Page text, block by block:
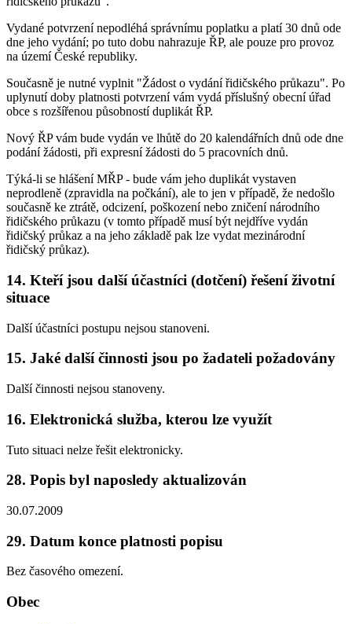
Vydané potvrzení nepodléhá správnímu poplatku a platí 30 dnů ode
dne jeho vydání; po tuto dobu nahrazuje ŘP, ale pouze pro provoz
na území České republiky.
Současně je nutné vyplnit "Žádost o vydání řidičského průkazu". Po
uplynutí doby platnosti potvrzení vám vydá příslušný obecní úřad
obce s rozšířenou působností duplikát ŘP.
Nový ŘP vám bude vydán ve lhůtě do 20 kalendářních dnů ode dne
podání žádosti, při expresní žádosti do 5 pracovních dnů.
Týká-li se hlášení MŘP - bude vám jeho duplikát vystaven
neprodleně (zpravidla na počkání), ale to jen v případě, že nedošlo
současně ke ztrátě, odcizení, poškození nebo zničení národního
řidičského průkazu (v tomto případě musí být nejdříve vydán
řidičský průkaz a na jeho základě pak lze vydat mezinárodní
řidičský průkaz).
14. Kteří jsou další účastníci (dotčení) řešení životní
situace
Další účastníci postupu nejsou stanoveni.
15. Jaké další činnosti jsou po žadateli požadovány
Další činnosti nejsou stanoveny.
16. Elektronická služba, kterou lze využít
Tuto situaci nelze řešit elektronicky.
28. Popis byl naposledy aktualizován
30.07.2009
29. Datum konce platnosti popisu
Bez časového omezení.
Obec